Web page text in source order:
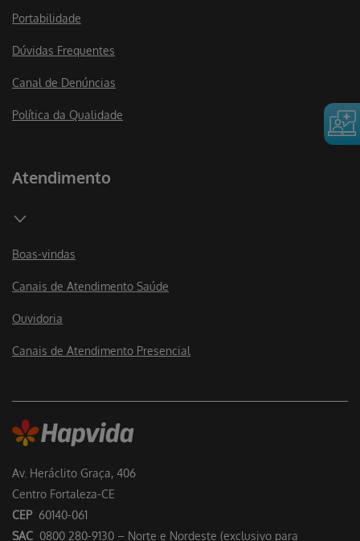
Av. Heráclito Graça, 406
Centro Fortaleza-CE
CEP 60140-061
SAC 0800 280-9130 – Norte e Nordeste (exclusivo para
Portabilidade
Dúvidas Frequentes
Canal de Denúncias
Política da Qualidade
Atendimento
Boas-vindas
Canais de Atendimento Saúde
Ouvidoria
Canais de Atendimento Presencial